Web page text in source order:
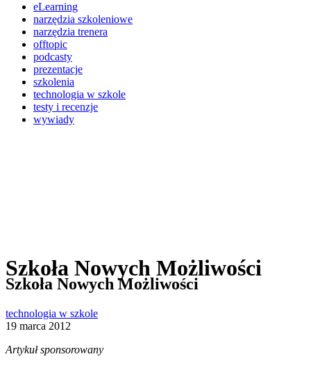
eLearning
narzędzia szkoleniowe
narzędzia trenera
offtopic
podcasty
prezentacje
szkolenia
technologia w szkole
testy i recenzje
wywiady
Szkoła Nowych Możliwości
Szkoła Nowych Możliwości
technologia w szkole
19 marca 2012
Artykuł sponsorowany